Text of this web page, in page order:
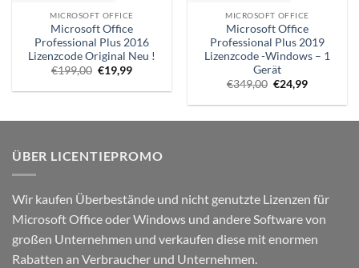
MICROSOFT OFFICE
Microsoft Office
Professional Plus 2016
Lizenzcode Original Neu !
€199,00 Ursprünglicher
Preis
war:
€19,99Aktueller
ist:
MICROSOFT OFFICE
Microsoft Office
Professional Plus 2019
Lizenzcode -Windows – 1
Gerät
€349,00 Ursprünglicher
Preis
war:
€24,99Aktueller
ist:
ÜBER LICENTIEPROMO
Wir kaufen Überbestände und nicht genutzte Lizenzen für
Microsoft Office oder Windows und andere Software von
großen Unternehmen und verkaufen diese mit enormen
Rabatten an Verbraucher und Unternehmen.